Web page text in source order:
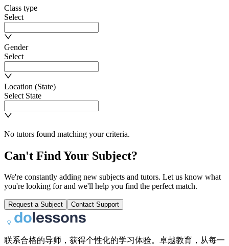
Class type
Select
Gender
Select
Location (State)
Select State
No tutors found matching your criteria.
Can't Find Your Subject?
We're constantly adding new subjects and tutors. Let us know what
you're looking for and we'll help you find the perfect match.
Request a Subject Contact Support
联系合格的导师，获得个性化的学习体验。卓越教育，从每一